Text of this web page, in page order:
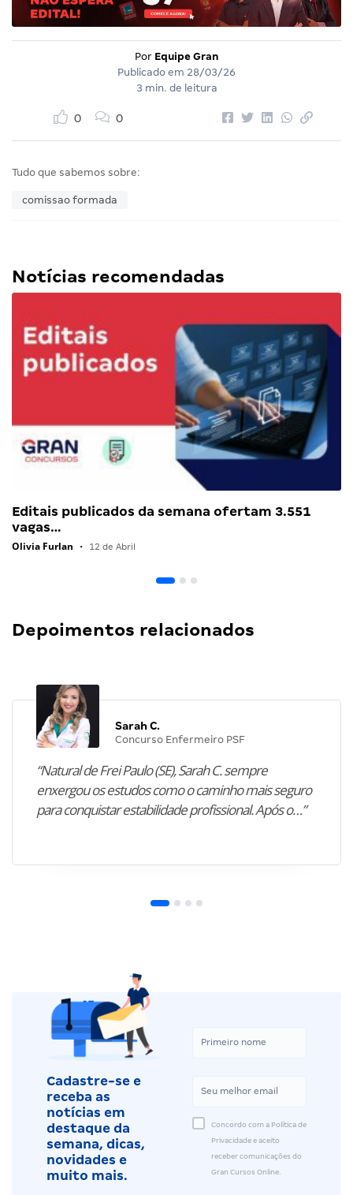
Por Equipe Gran
Publicado em 28/03/26
3 min. de leitura
0 0
Tudo que sabemos sobre:
comissao formada
Notícias recomendadas
Editais publicados da semana ofertam 3.551
vagas…
Olivia Furlan • 12 de Abril
Depoimentos relacionados
Sarah C.
Concurso Enfermeiro PSF
“Natural de Frei Paulo (SE), Sarah C. sempre
enxergou os estudos como o caminho mais seguro
para conquistar estabilidade profissional. Após o…”
Cadastre-se e
receba as
notícias em
destaque da
semana, dicas,
novidades e
muito mais.
Concordo com a Política de
Privacidade e aceito
receber comunicações do
Gran Cursos Online.